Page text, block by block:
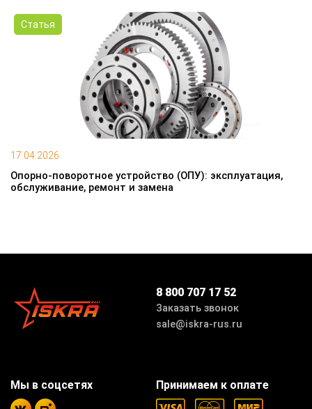
Статья
17.04.2026
Опорно-поворотное устройство (ОПУ): эксплуатация,
обслуживание, ремонт и замена
8 800 707 17 52
Заказать звонок
sale@iskra-rus.ru
Принимаем к оплате
Мы в соцсетях